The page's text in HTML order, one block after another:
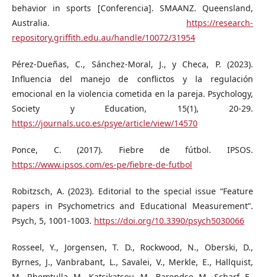
behavior in sports [Conferencia]. SMAANZ. Queensland,
Australia. https://research-
repository.griffith.edu.au/handle/10072/31954
Pérez-Dueñas, C., Sánchez-Moral, J., y Checa, P. (2023).
Influencia del manejo de conflictos y la regulación
emocional en la violencia cometida en la pareja. Psychology,
Society y Education, 15(1), 20-29.
https://journals.uco.es/psye/article/view/14570
Ponce, C. (2017). Fiebre de fútbol. IPSOS.
https://www.ipsos.com/es-pe/fiebre-de-futbol
Robitzsch, A. (2023). Editorial to the special issue “Feature
papers in Psychometrics and Educational Measurement”.
Psych, 5, 1001-1003. https://doi.org/10.3390/psych5030066
Rosseel, Y., Jorgensen, T. D., Rockwood, N., Oberski, D.,
Byrnes, J., Vanbrabant, L., Savalei, V., Merkle, E., Hallquist,